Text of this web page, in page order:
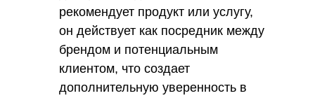
рекомендует продукт или услугу,
он действует как посредник между
брендом и потенциальным
клиентом, что создает
дополнительную уверенность в